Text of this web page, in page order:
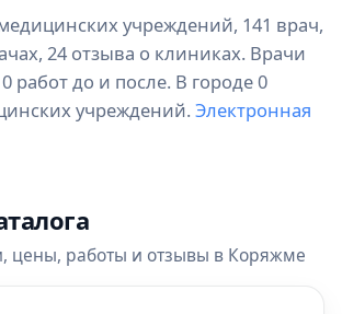
учреждений, 141 врач,
24 отзыва о клиниках. Врачи
работ до и после. В городе 0
учреждений. Электронная
цены, работы и отзывы в Коряжме